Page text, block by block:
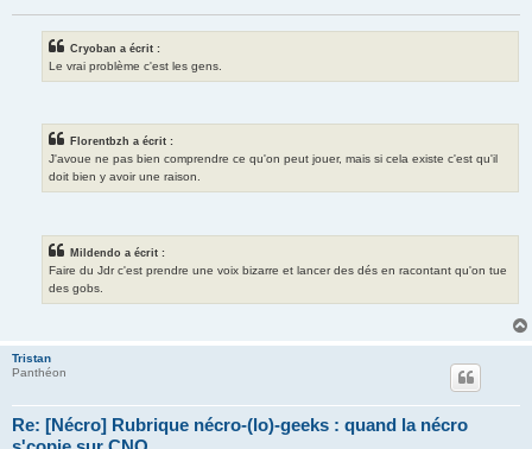
Cryoban a écrit :
Le vrai problème c'est les gens.
Florentbzh a écrit :
J'avoue ne pas bien comprendre ce qu'on peut jouer, mais si cela existe c'est qu'il
doit bien y avoir une raison.
Mildendo a écrit :
Faire du Jdr c'est prendre une voix bizarre et lancer des dés en racontant qu'on tue
des gobs.
Tristan
Panthéon
Re: [Nécro] Rubrique nécro-(lo)-geeks : quand la nécro